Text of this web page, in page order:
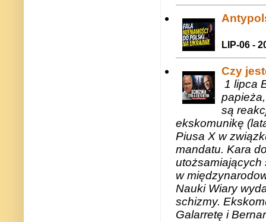
LIP-06 -
Czy
1 lipca
są
ekskomunikę
Piusa X w
mandatu. Kara
utożsamiających
w
Nauki Wiary
schizmy.
Galarretę i